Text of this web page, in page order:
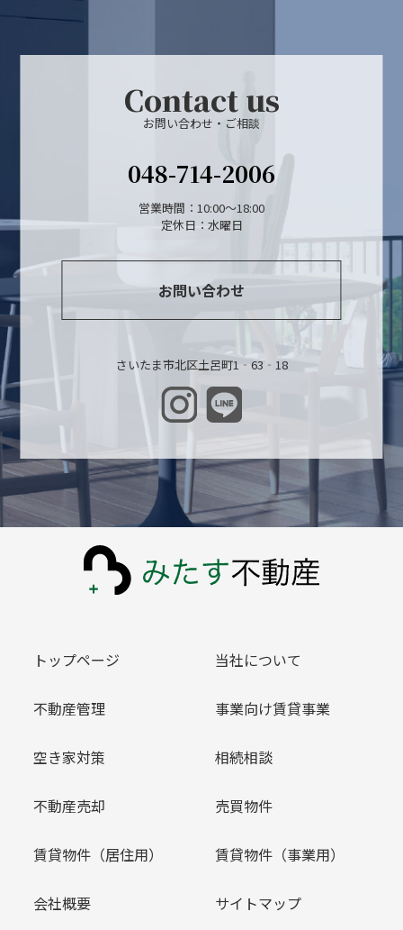
Contact us
お問い合わせ・ご相談
048-714-2006
営業時間：10:00～18:00
定休日：水曜日
お問い合わせ
さいたま市北区土呂町1‐63‐18
トップページ 当社について
不動産管理 事業向け賃貸事業
空き家対策 相続相談
不動産売却 売買物件
賃貸物件（居住用） 賃貸物件（事業用）
会社概要 サイトマップ